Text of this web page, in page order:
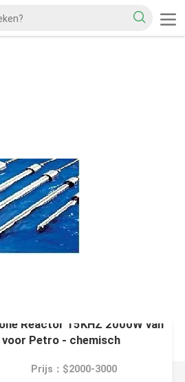
Reactor 15KHZ 2000W van
Petro - chemisch
Prijs：$2000-3000